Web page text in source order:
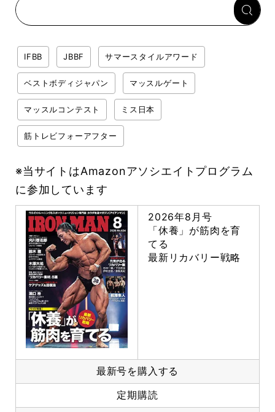
IFBB JBBF サマースタイルアワード
ベストボディジャパン マッスルゲート
マッスルコンテスト ミス日本
筋トレビフォーアフター
※当サイトはAmazonアソシエイトプログラム
に参加しています
2026年8月号
「休養」が筋肉を育
てる
最新リカバリー戦略
最新号を購入する
定期購読